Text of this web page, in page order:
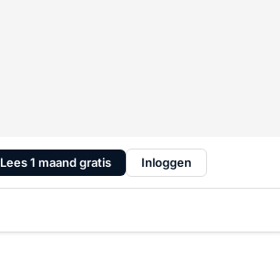
Lees 1 maand gratis Inloggen